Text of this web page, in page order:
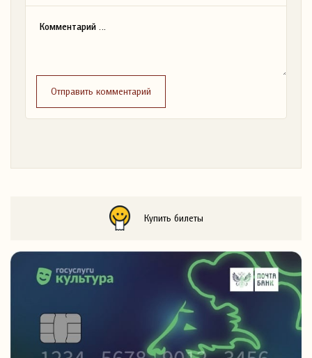
Отправить комментарий
Купить билеты